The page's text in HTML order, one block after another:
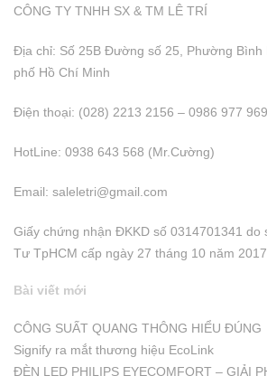
CÔNG TY TNHH SX & TM LÊ TRÍ
Địa chỉ: Số 25B Đường số 25, Phường
phố Hồ Chí Minh
Điện thoại: (028) 2213 2156 – 0986 977 969
HotLine: 0938 643 568 (Mr.Cường)
Email: saleletri@gmail.com
Giấy chứng nhận ĐKKD số 0314701341 do
Tư TpHCM cấp ngày 27 tháng 10 năm 2017
Bài viết mới
CÔNG SUẤT QUANG THÔNG HIỂU ĐÚNG
Signify ra mắt thương hiệu EcoLink
ĐÈN LED PHILIPS EYECOMFORT – GIẢI